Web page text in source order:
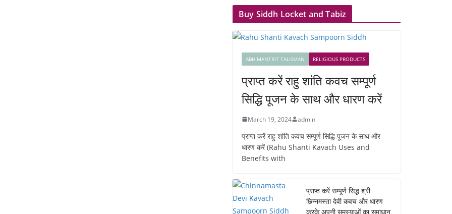
Buy Siddh Locket and Tabiz
ABHIMANTRIT TALISMAN RELIGIOUS PRODUCTS
प्राप्त करें राहु शांति कवच सम्पूर्ण
सिद्धि पूजन के साथ और धारण करें
March 19, 2024 admin
प्राप्त करें राहु शांति कवच सम्पूर्ण सिद्धि पूजन के साथ और
धारण करें (Rahu Shanti Kavach Uses and
Benefits with
प्राप्त करें सम्पूर्ण सिद्ध श्री
छिन्नमस्ता देवी कवच और धारण
करके अपनी समस्याओं का समाधान